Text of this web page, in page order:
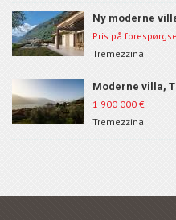
Ny moderne
150A
Pris på
Tremezzina
Moderne villa,
1 900 000 €
Tremezzina